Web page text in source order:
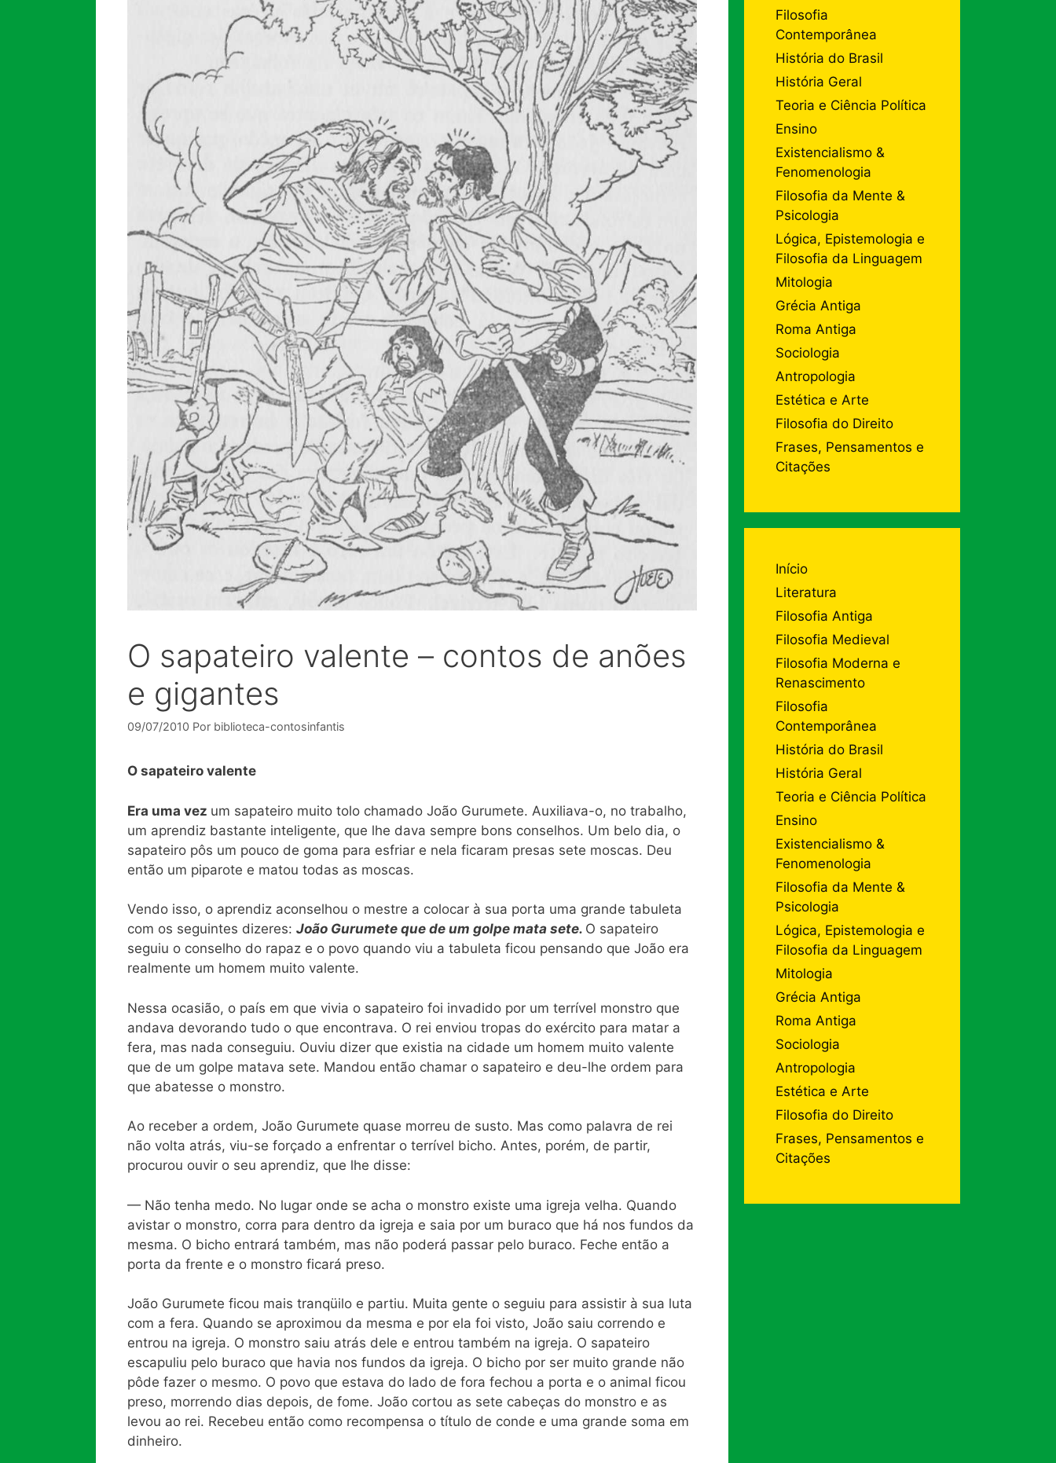
O sapateiro valente – contos de anões
e gigantes
09/07/2010 Por biblioteca-contosinfantis
O sapateiro valente
Era uma vez um sapateiro muito tolo chamado João Gurumete. Auxiliava-o, no trabalho,
um aprendiz bastante inteligente, que lhe dava sempre bons conselhos. Um belo dia, o
sapateiro pôs um pouco de goma para esfriar e nela ficaram presas sete moscas. Deu
então um piparote e matou todas as moscas.
Vendo isso, o aprendiz aconselhou o mestre a colocar à sua porta uma grande tabuleta
com os seguintes dizeres: João Gurumete que de um golpe mata sete. O sapateiro
seguiu o conselho do rapaz e o povo quando viu a tabuleta ficou pensando que João era
realmente um homem muito valente.
Nessa ocasião, o país em que vivia o sapateiro foi invadido por um terrível monstro que
andava devorando tudo o que encontrava. O rei enviou tropas do exército para matar a
fera, mas nada conseguiu. Ouviu dizer que existia na cidade um homem muito valente
que de um golpe matava sete. Mandou então chamar o sapateiro e deu-lhe ordem para
que abatesse o monstro.
Ao receber a ordem, João Gurumete quase morreu de susto. Mas como palavra de rei
não volta atrás, viu-se forçado a enfrentar o terrível bicho. Antes, porém, de partir,
procurou ouvir o seu aprendiz, que lhe disse:
— Não tenha medo. No lugar onde se acha o monstro existe uma igreja velha. Quando
avistar o monstro, corra para dentro da igreja e saia por um buraco que há nos fundos da
mesma. O bicho entrará também, mas não poderá passar pelo buraco. Feche então a
porta da frente e o monstro ficará preso.
João Gurumete ficou mais tranqüilo e partiu. Muita gente o seguiu para assistir à sua luta
com a fera. Quando se aproximou da mesma e por ela foi visto, João saiu correndo e
entrou na igreja. O monstro saiu atrás dele e entrou também na igreja. O sapateiro
escapuliu pelo buraco que havia nos fundos da igreja. O bicho por ser muito grande não
pôde fazer o mesmo. O povo que estava do lado de fora fechou a porta e o animal ficou
preso, morrendo dias depois, de fome. João cortou as sete cabeças do monstro e as
levou ao rei. Recebeu então como recompensa o título de conde e uma grande soma em
dinheiro.
Filosofia
Contemporânea
História do Brasil
História Geral
Teoria e Ciência Política
Ensino
Existencialismo &
Fenomenologia
Filosofia da Mente &
Psicologia
Lógica, Epistemologia e
Filosofia da Linguagem
Mitologia
Grécia Antiga
Roma Antiga
Sociologia
Antropologia
Estética e Arte
Filosofia do Direito
Frases, Pensamentos e
Citações
Início
Literatura
Filosofia Antiga
Filosofia Medieval
Filosofia Moderna e
Renascimento
Filosofia
Contemporânea
História do Brasil
História Geral
Teoria e Ciência Política
Ensino
Existencialismo &
Fenomenologia
Filosofia da Mente &
Psicologia
Lógica, Epistemologia e
Filosofia da Linguagem
Mitologia
Grécia Antiga
Roma Antiga
Sociologia
Antropologia
Estética e Arte
Filosofia do Direito
Frases, Pensamentos e
Citações